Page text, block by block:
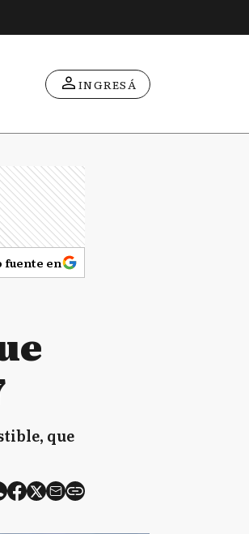
INGRESÁ
fuente en
que